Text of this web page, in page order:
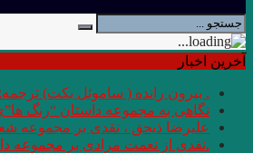
آخرین اخبار
. بيرون رانده ( ساموئل بكت)
نگاهی به مجموعه داستان “رنگ
علیرضا ذیحق ، نقدی بر مجموعه
.نقدی از نعمت مرادی بر مجموعه